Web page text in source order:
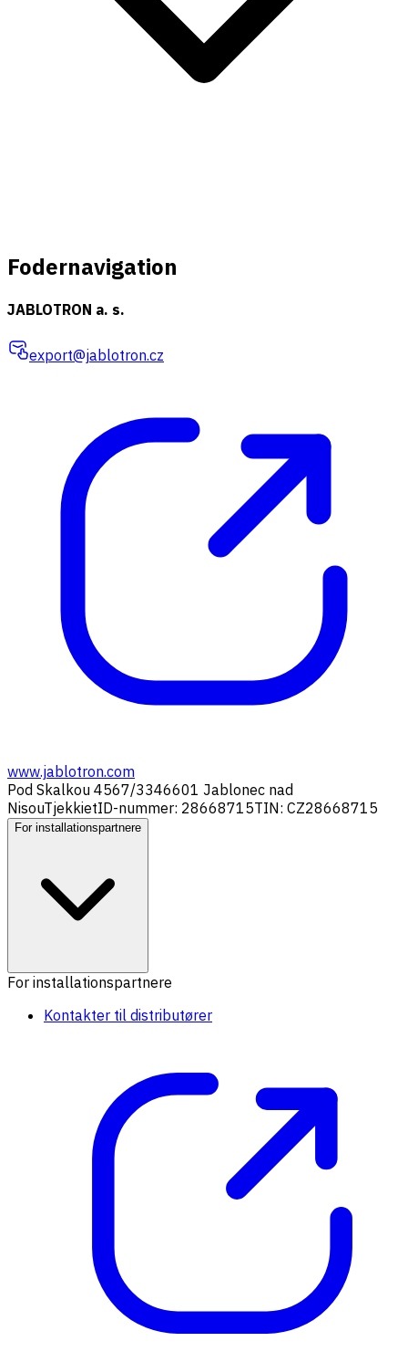
Fodernavigation
JABLOTRON a. s.
export@jablotron.cz
www.jablotron.com
Pod Skalkou 4567/3346601 Jablonec nad
NisouTjekkietID-nummer: 28668715TIN: CZ28668715
For installationspartnere
For installationspartnere
Kontakter til distributører